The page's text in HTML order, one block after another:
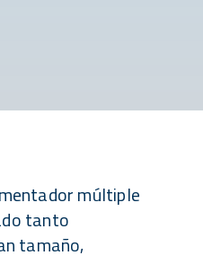
múltiple
tanto
tamaño,